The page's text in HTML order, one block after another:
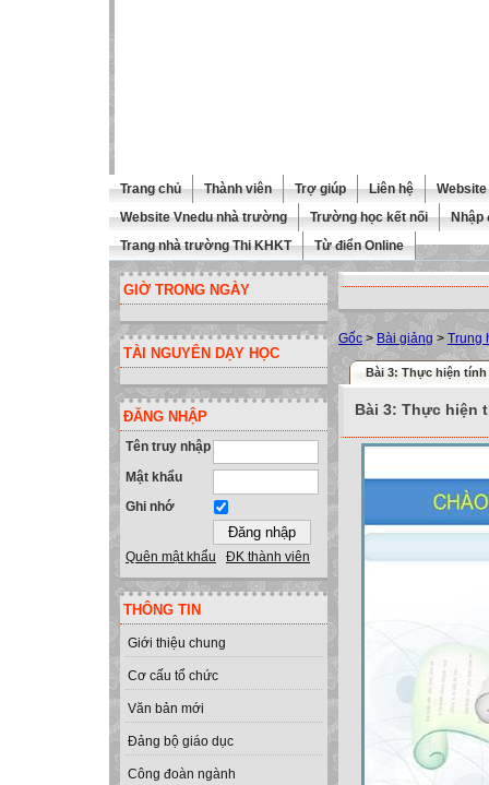
Trang chủ Thành viên Trợ giúp Liên hệ
Website Vnedu nhà trường
Trường học kết nối
Nhập
Trang nhà trường Thi KHKT
Từ điển Online
GIỜ TRONG NGÀY
TÀI NGUYÊN DẠY HỌC
ĐĂNG NHẬP
Tên truy nhập
Mật khẩu
Ghi nhớ
Quên mật khẩu ĐK thành viên
THÔNG TIN
Giới thiệu chung
Cơ cấu tổ chức
Văn bản mới
Đảng bộ giáo dục
Công đoàn ngành
Gốc > Bài giảng > Trung
Bài 3: Thực hiện
Bài 3: Thực hiện